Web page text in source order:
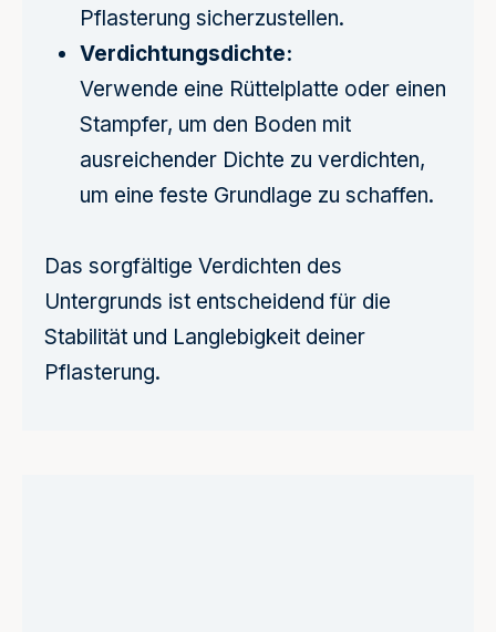
Pflasterung sicherzustellen.
Verdichtungsdichte:
Verwende eine Rüttelplatte oder einen
Stampfer, um den Boden mit
ausreichender Dichte zu verdichten,
um eine feste Grundlage zu schaffen.
Das sorgfältige Verdichten des
Untergrunds ist entscheidend für die
Stabilität und Langlebigkeit deiner
Pflasterung.